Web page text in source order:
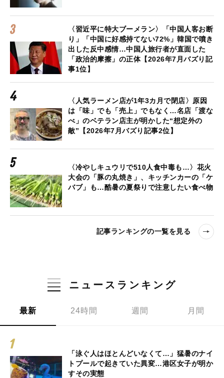
〈習近平に特大ブーメラン〉「中国人客お断
り」「中国に好感持てない72%」韓国で噴き
出した反中感情…中国人旅行者が直面した
「政治的摩擦」の正体【2026年7月バズり記
事1位】
〈人気ラーメン店が1年3カ月で閉店〉原因
は「味」でも「売上」でもなく…名店「渡な
べ」のベテラン店主が明かした“想定外の
敵”【2026年7月バズり記事2位】
〈冷やしキュウリで510人食中毒も…〉花火
大会の「豚の丸焼き」、キッチンカーの「ケ
バブ」も…酷暑の夏祭りで注意したい食べ物
記事ランキングの一覧を見る
ニュースランキング
最新 24時間 週間 月間
「泳ぐ人はほとんどいなくて…」猛暑のナイ
トプールで起きていた異変…港区女子が明か
すその実態